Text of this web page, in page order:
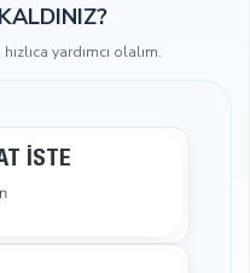
yardımcı olalım.
İSTE